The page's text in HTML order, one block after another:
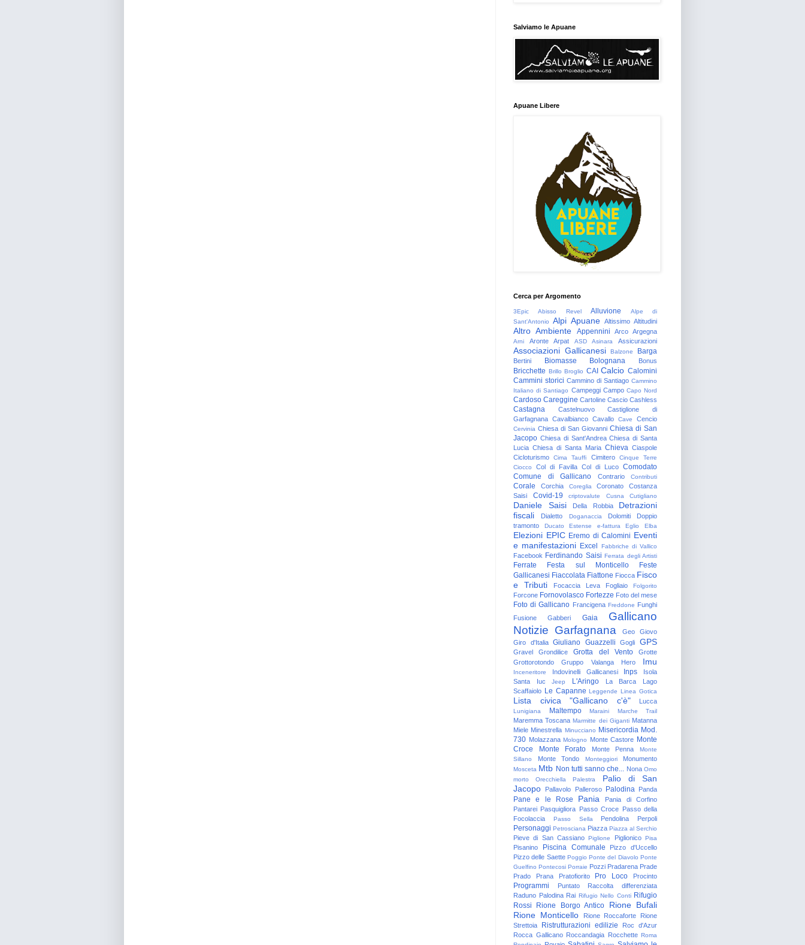
Salviamo le Apuane
Apuane Libere
Cerca per Argomento
3Epic Abisso Revel Alluvione
Alpe di
Sant'Antonio
Alpi Apuane Altissimo Altitudini
Altro Ambiente Appennini Arco Argegna
Arni Aronte Arpat ASD Asinara Assicurazioni
Associazioni Gallicanesi Balzone Barga
Bertini Biomasse Bolognana Bonus
Bricchette Brillo Broglio CAI Calcio Calomini
Cammini storici Cammino di Santiago Cammino
Italiano di Santiago Campeggi Campo Capo Nord
Cardoso Careggine Cartoline Cascio Cashless
Castagna Castelnuovo
Castiglione di
Garfagnana Cavalbianco Cavallo Cave Cencio
Cervinia Chiesa di San Giovanni Chiesa di San
Jacopo Chiesa di Sant'Andrea Chiesa di Santa
Lucia Chiesa di Santa Maria Chieva Ciaspole
Cicloturismo
Cima Tauffi Cimitero
Cinque Terre
Ciocco
Col di Favilla Col di Luco Comodato
Comune di Gallicano
Contrario Contributi
Corale Corchia Coreglia Coronato
Costanza
Saisi
Covid-19 criptovalute Cusna Cutigliano
Daniele Saisi Della Robbia
Detrazioni
fiscali
Dialetto Doganaccia Dolomiti
Doppio
tramonto
Ducato Estense e-fattura Eglio Elba
Elezioni EPIC Eremo di Calomini Eventi
e manifestazioni Excel Fabbriche di Vallico
Facebook Ferdinando Saisi Ferrata degli Artisti
Ferrate Festa sul Monticello
Feste
Gallicanesi Fiaccolata Fiattone Fiocca Fisco
e Tributi
Focaccia Leva Fogliaio Folgorito
Forcone Fornovolasco Fortezze Foto del mese
Foto di Gallicano Francigena Freddone Funghi
Fusione
Gabberi Gaia
Gallicano
Notizie Garfagnana Geo
Giovo
Giro d'Italia
Giuliano Guazzelli Gogli GPS
Gravel Grondilice Grotta del Vento
Grotte
Grottorotondo
Gruppo Valanga Hero Imu
Inceneritore Indovinelli Gallicanesi Inps
Isola
Santa
Iuc Jeep L'Aringo La Barca
Lago
Scaffaiolo Le Capanne Leggende Linea Gotica
Lista civica "Gallicano c'è" Lucca
Lunigiana Maltempo Maraini Marche Trail
Maremma Toscana Marmitte dei Giganti Matanna
Miele Minestrella Minucciano Misericordia Mod.
730 Molazzana Mologno Monte Castore Monte
Croce
Monte Forato Monte Penna
Monte
Sillano
Monte Tondo Monteggiori Monumento
Mosceta Mtb Non tutti sanno che... Nona Omo
morto
Orecchiella Palestra
Palio di San
Jacopo
Pallavolo Palleroso Palodina Panda
Pane e le Rose Pania
Pania di Corfino
Pantarei Pasquigliora Passo Croce Passo della
Focolaccia
Passo Sella Pendolina Perpoli
Personaggi Petrosciana Piazza Piazza al Serchio
Pieve di San Cassiano Piglione Piglionico Pisa
Pisanino Piscina Comunale
Pizzo d'Uccello
Pizzo delle Saette Poggio Ponte del Diavolo Ponte
Guelfino Pontecosi Porraie Pozzi Pradarena Prade
Prado
Prana Pratofiorito Pro Loco Procinto
Programmi Puntato
Raccolta differenziata
Raduno Palodina Rai Rifugio Nello Conti Rifugio
Rossi
Rione Borgo Antico
Rione Bufali
Rione Monticello
Rione Roccaforte
Rione
Strettoia
Ristrutturazioni edilizie
Roc d'Azur
Rocca Gallicano Roccandagia Rocchette Roma